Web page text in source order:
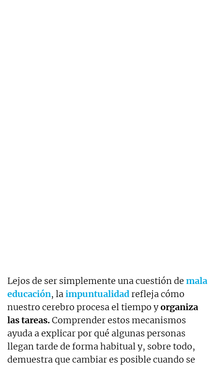
Lejos de ser simplemente una cuestión de mala
educación, laimpuntualidadrefleja cómo
nuestro cerebro procesa el tiempo yorganiza
las tareas.Comprender estos mecanismos
ayuda a explicar por qué algunas personas
llegan tarde de forma habitual y, sobre todo,
demuestra que cambiar es posible cuando se